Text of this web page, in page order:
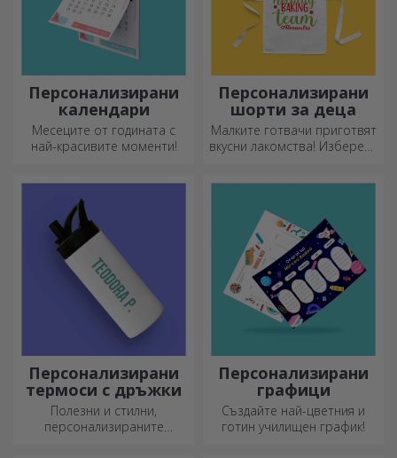
Персонализирани
календари
Месеците от годината с
най-красивите моменти!
Персонализирани
шорти за деца
Малките готвачи приготвят
вкусни лакомства! Изберете
кухнята!
Персонализирани
термоси с дръжки
Полезни и стилни,
персонализираните
Персонализирани
графици
Създайте най-цветния и
готин училищен график!